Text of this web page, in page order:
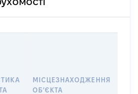
МІСЦЕЗНАХОДЖЕННЯ
ОБʼЄКТА